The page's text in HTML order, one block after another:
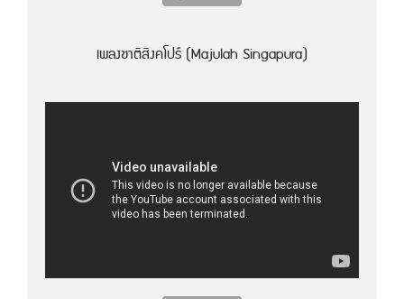
เพลงชาติสิงคโปร์ (Majulah Singapura)